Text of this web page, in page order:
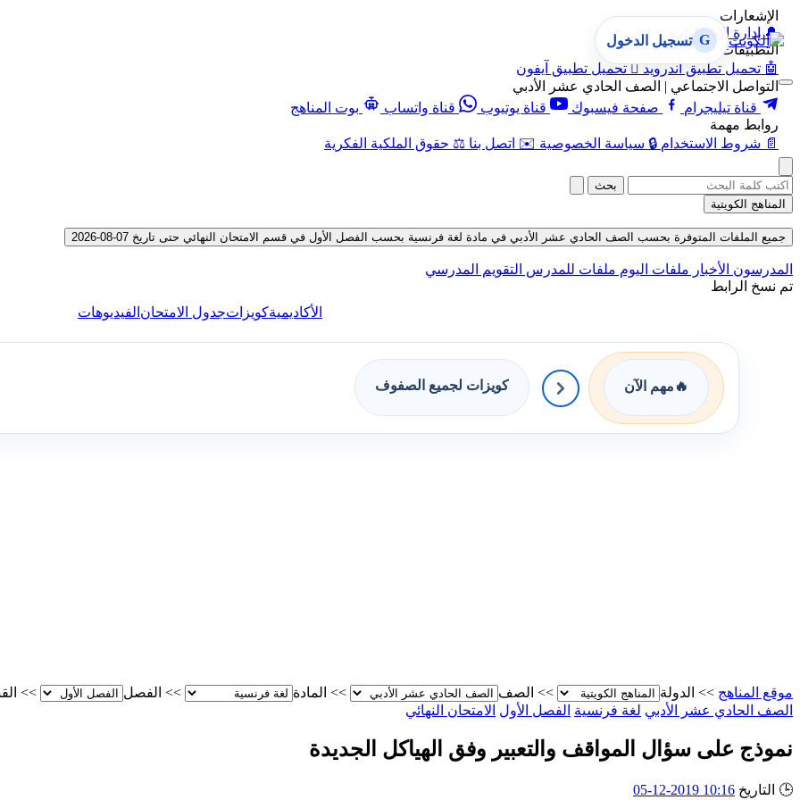
الإشعارات
🔔 إدارة الإشعارات
التطبيقات
🤖 تحميل تطبيق أندرويد  تحميل تطبيق آيفون
التواصل الاجتماعي | الصف الحادي عشر الأدبي
قناة تيليجرام
صفحة فيسبوك قناة يوتيوب قناة واتساب
بوت المناهج
روابط مهمة
📄 شروط الاستخدام 🔒 سياسة الخصوصية ✉️ اتصل بنا ⚖️ حقوق الملكية الفكرية
G تسجيل الدخول
بحث
المناهج الكويتية
جميع الملفات المتوفرة بحسب الصف الحادي عشر الأدبي في مادة لغة فرنسية بحسب الفصل الأول في قسم الامتحان النهائي حتى تاريخ 07-08-2026
المدرسون الأخبار ملفات اليوم ملفات للمدرس التقويم المدرسي
تم نسخ الرابط
الأكاديميةكويزاتجدول الامتحان الفيديوهات
🔥 مهم الآن كويزات لجميع الصفوف
موقع المناهج >> الدولة >> الصف >> المادة >> الفصل >>
الصف الحادي عشر الأدبي لغة فرنسية الفصل الأول الامتحان النهائي
نموذج على سؤال المواقف والتعبير وفق الهياكل الجديدة
🕒 التاريخ 10:16 2019-12-05